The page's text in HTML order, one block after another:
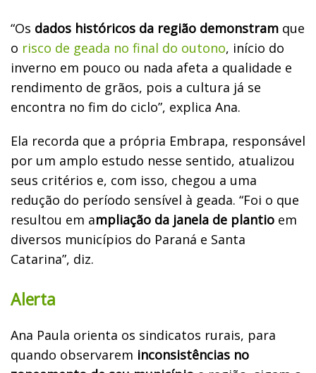
“Os dados históricos da região demonstram que
o risco de geada no final do outono, início do
inverno em pouco ou nada afeta a qualidade e
rendimento de grãos, pois a cultura já se
encontra no fim do ciclo”, explica Ana.
Ela recorda que a própria Embrapa, responsável
por um amplo estudo nesse sentido, atualizou
seus critérios e, com isso, chegou a uma
redução do período sensível à geada. “Foi o que
resultou em ampliação da janela de plantio em
diversos municípios do Paraná e Santa
Catarina”, diz.
Alerta
Ana Paula orienta os sindicatos rurais, para
quando observarem inconsistências no